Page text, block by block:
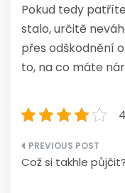
Pokud tedy
stalo, určitě
přes odškodnění
to, na co máte
Navigace
Což si takhle půjčit?